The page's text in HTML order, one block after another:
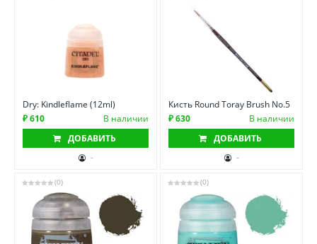
Dry: Kindleflame (12ml)
₽ 610
В наличии
ДОБАВИТЬ
-
Кисть Round Toray Brush No.5
₽ 630
В наличии
ДОБАВИТЬ
-
(0) (0)